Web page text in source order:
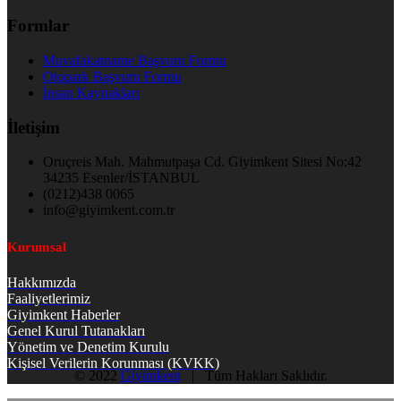
Formlar
Muvafakatname Başvuru Formu
Otopark Başvuru Formu
İnsan Kaynakları
İletişim
Oruçreis Mah. Mahmutpaşa Cd. Giyimkent Sitesi No:42
34235 Esenler/İSTANBUL
(0212)438 0065
info@giyimkent.com.tr
Kurumsal
Hakkımızda
Faaliyetlerimiz
Giyimkent Haberler
Genel Kurul Tutanakları
Yönetim ve Denetim Kurulu
Kişisel Verilerin Korunması (KVKK)
© 2022 Giyimkent| Tüm Hakları Saklıdır.